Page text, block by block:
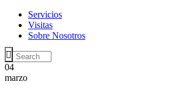
Servicios
Visitas
Sobre Nosotros
04
marzo